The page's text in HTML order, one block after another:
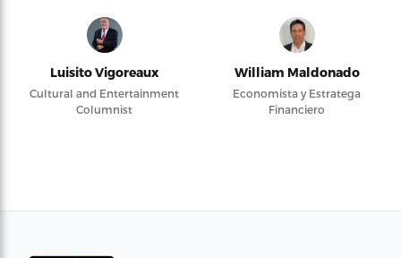
Luisito Vigoreaux
Cultural and Entertainment
Columnist
William Maldonado
Economista y Estratega
Financiero